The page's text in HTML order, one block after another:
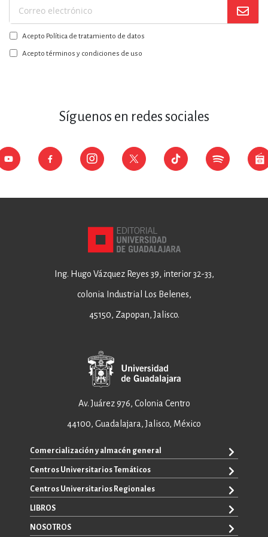
Suscríbase
a
nuestro
boletín:
Acepto Política de tratamiento de datos
Acepto términos y condiciones de uso
Síguenos en redes sociales
Ing. Hugo Vázquez Reyes 39, interior 32-33,
colonia Industrial Los Belenes,
45150, Zapopan, Jalisco.
Av. Juárez 976, Colonia Centro
44100, Guadalajara, Jalisco, México
Comercialización y almacén general
+52 33 3640 6326
+52 33 3640 4595
ventas@editorial.udg.mx
WhatsApp: +52 33 1433 6869
Centros Universitarios Temáticos
CUAAD
CUCEA
CUCBA
Centros Universitarios Regionales
CUALTOS
CUCHAPALA
LIBROS
TODOS LOS LIBROS
NOSOTROS